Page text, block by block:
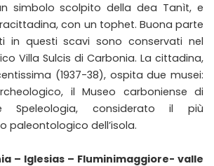
simbolo scolpito della dea Tanìt, e
con un tophet. Buona parte
in questi scavi sono conservati nel
Villa Sulcis di Carbonia. La cittadina,
(1937-38), ospita due musei:
il Museo carboniense di
Speleologia, considerato il più
paleontologico dell’isola.
– Iglesias – Fluminimaggiore- valle